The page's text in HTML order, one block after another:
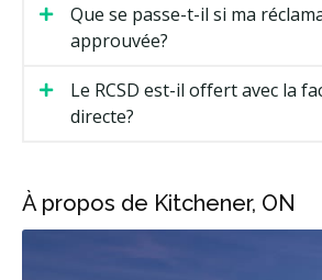
Que se passe-t-il si ma
approuvée?
Le RCSD est-il offert avec la
directe?
À propos de Kitchener, ON